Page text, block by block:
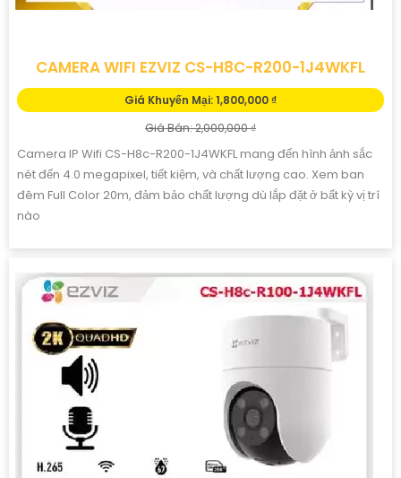
CAMERA WIFI EZVIZ CS-H8C-R200-1K3WKFL
Giá Khuyến Mại: 1,600,000 ₫
Giá Bán: 1,800,000 ₫